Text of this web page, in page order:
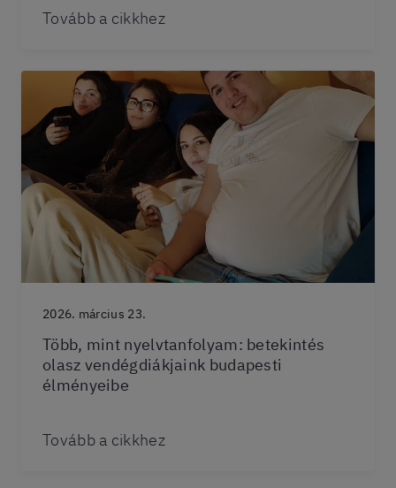
Tovább a cikkhez
2026. március 23.
Több, mint nyelvtanfolyam: betekintés
olasz vendégdiákjaink budapesti
élményeibe
Tovább a cikkhez